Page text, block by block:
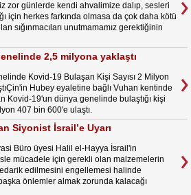
zor günlerde kendi ahvalimize dalıp, sesleri
için herkes farkında olmasa da çok daha kötü
sığınmacıları unutmamamız gerektiğinin
2,5 milyona yaklaştı
Kovid-19 Bulaşan Kişi Sayısı 2 Milyon
Hubey eyaletine bağlı Vuhan kentinde
Kovid-19'un dünya genelinde bulaştığı kişi
407 bin 600'e ulaştı.
Siyonist İsrail’e Uyarı
Büro üyesi Halil el-Hayya İsrail'in
mücadele için gerekli olan malzemelerin
edilmesini engellemesi halinde
başka önlemler almak zorunda kalacağı